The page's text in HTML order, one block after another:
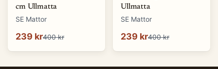
cm Ullmatta
SE Mattor
239 kr400 kr
Ullmatta
SE Mattor
239 kr400 kr